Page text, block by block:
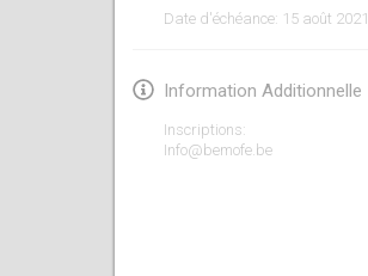
Date d'échéance: 15 août 2021
Information Additionnelle
Inscriptions:
Info@bemofe.be
Indoor de la CASAS
10 avr. 2021
ANNULÉ